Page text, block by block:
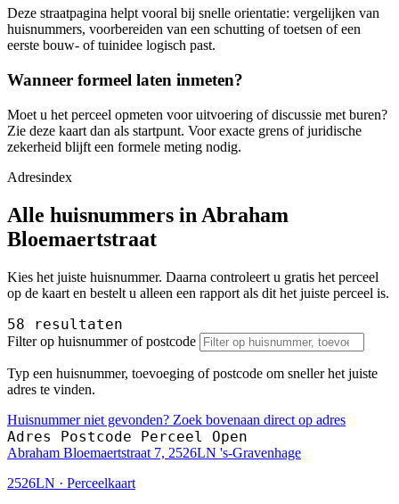
Deze straatpagina helpt vooral bij snelle orientatie: vergelijken van
huisnummers, voorbereiden van een schutting of toetsen of een
eerste bouw- of tuinidee logisch past.
Wanneer formeel laten inmeten?
Moet u het perceel opmeten voor uitvoering of discussie met buren?
Zie deze kaart dan als startpunt. Voor exacte grens of juridische
zekerheid blijft een formele meting nodig.
Adresindex
Alle huisnummers in Abraham
Bloemaertstraat
Kies het juiste huisnummer. Daarna controleert u gratis het perceel
op de kaart en bestelt u alleen een rapport als dit het juiste perceel is.
58 resultaten
Filter op huisnummer of postcode
Typ een huisnummer, toevoeging of postcode om sneller het juiste
adres te vinden.
Huisnummer niet gevonden? Zoek bovenaan direct op adres
Adres Postcode Perceel Open
Abraham Bloemaertstraat 7, 2526LN 's-Gravenhage
2526LN · Perceelkaart